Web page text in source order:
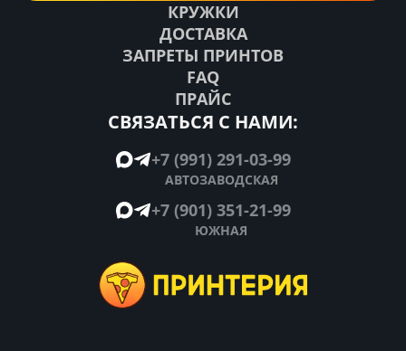
СВЯЗАТЬСЯ С НАМИ:
+7 (991) 291-03-99
АВТОЗАВОДСКАЯ
+7 (901) 351-21-99
ЮЖНАЯ
КРУЖКИ
ДОСТАВКА
ЗАПРЕТЫ ПРИНТОВ
FAQ
ПРАЙС